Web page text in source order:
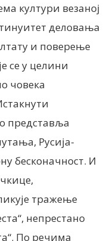
култури везаној
деловања
и поверење
се у целини
човека
представља
Русија-
бесконачност. И
тражење
непрестано
По речима